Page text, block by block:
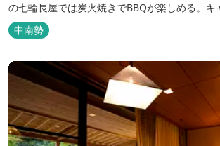
の七輪長屋では炭火焼きでBBQが楽しめる。キ
気で、週末は多くのキャンパーでにぎわってい
タイプのテントサイトがある。展望台からは市
た桜の時期は、多くの人々でにぎわう。 バーベキューの食材は持ち
込みOK！あらかじめご...
中南勢